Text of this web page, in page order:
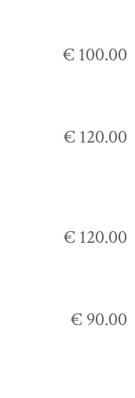
€ 100.00
€ 120.00
€ 120.00
€ 90.00